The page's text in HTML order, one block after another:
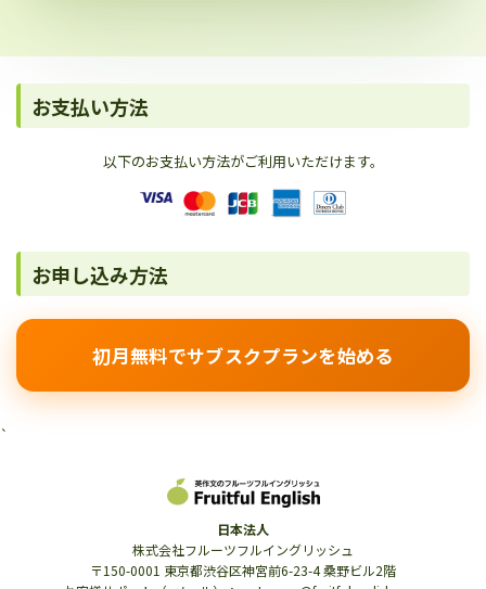
お支払い方法
以下のお支払い方法がご利用いただけます。
お申し込み方法
初月無料でサブスクプランを始める
`
日本法人
株式会社フルーツフルイングリッシュ
〒150-0001 東京都渋谷区神宮前6-23-4 桑野ビル2階